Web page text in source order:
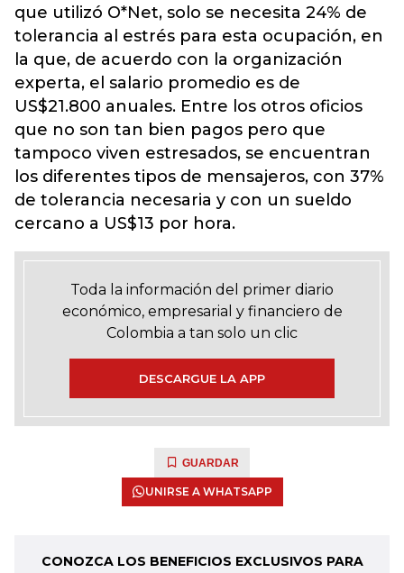
que utilizó O*Net, solo se necesita 24% de
tolerancia al estrés para esta ocupación, en
la que, de acuerdo con la organización
experta, el salario promedio es de
US$21.800 anuales. Entre los otros oficios
que no son tan bien pagos pero que
tampoco viven estresados, se encuentran
los diferentes tipos de mensajeros, con 37%
de tolerancia necesaria y con un sueldo
cercano a US$13 por hora.
Toda la información del primer diario
económico, empresarial y financiero de
Colombia a tan solo un clic
DESCARGUE LA APP
GUARDAR
UNIRSE A WHATSAPP
CONOZCA LOS BENEFICIOS EXCLUSIVOS PARA